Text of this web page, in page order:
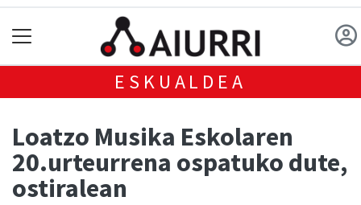
ESKUALDEA
Loatzo Musika Eskolaren
20.urteurrena ospatuko dute,
ostiralean